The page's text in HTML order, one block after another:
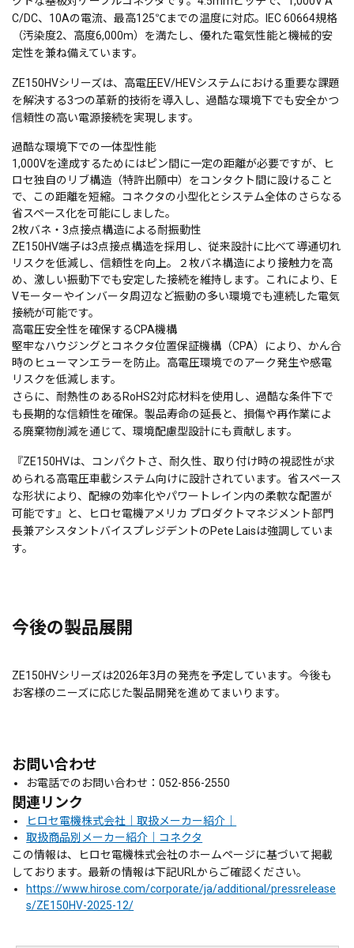
C/DC、10Aの電流、最高125℃までの温度に対応。IEC 60664規格
（汚染度2、高度6,000m）を満たし、優れた電気性能と機械的安
定性を兼ね備えています。
ZE150HVシリーズは、高電圧EV/HEVシステムにおける重要な課題
を解決する3つの革新的技術を導入し、過酷な環境下でも安全かつ
信頼性の高い電源接続を実現します。
過酷な環境下での一体型性能
1,000Vを達成するためにはピン間に一定の距離が必要ですが、ヒ
ロセ独自のリブ構造（特許出願中）をコンタクト間に設けること
で、この距離を短縮。コネクタの小型化とシステム全体のさらなる
省スペース化を可能にしました。
2枚バネ・3点接点構造による耐振動性
ZE150HV端子は3点接点構造を採用し、従来設計に比べて導通切れ
リスクを低減し、信頼性を向上。２枚バネ構造により接触力を高
め、激しい振動下でも安定した接続を維持します。これにより、E
Vモーターやインバータ周辺など振動の多い環境でも連続した電気
接続が可能です。
高電圧安全性を確保するCPA機構
堅牢なハウジングとコネクタ位置保証機構（CPA）により、かん合
時のヒューマンエラーを防止。高電圧環境でのアーク発生や感電
リスクを低減します。
さらに、耐熱性のあるRoHS2対応材料を使用し、過酷な条件下で
も長期的な信頼性を確保。製品寿命の延長と、損傷や再作業によ
る廃棄物削減を通じて、環境配慮型設計にも貢献します。
『ZE150HVは、コンパクトさ、耐久性、取り付け時の視認性が求
められる高電圧車載システム向けに設計されています。省スペース
な形状により、配線の効率化やパワートレイン内の柔軟な配置が
可能です』と、ヒロセ電機アメリカ プロダクトマネジメント部門
長兼アシスタントバイスプレジデントのPete Laisは強調していま
す。
今後の製品展開
ZE150HVシリーズは2026年3月の発売を予定しています。今後も
お客様のニーズに応じた製品開発を進めてまいります。
お問い合わせ
お電話でのお問い合わせ：052-856-2550
関連リンク
ヒロセ電機株式会社｜取扱メーカー紹介｜
取扱商品別メーカー紹介｜コネクタ
この情報は、ヒロセ電機株式会社のホームページに基づいて掲載
しております。最新の情報は下記URLからご確認ください。
https://www.hirose.com/corporate/ja/additional/pressrelease
s/ZE150HV-2025-12/